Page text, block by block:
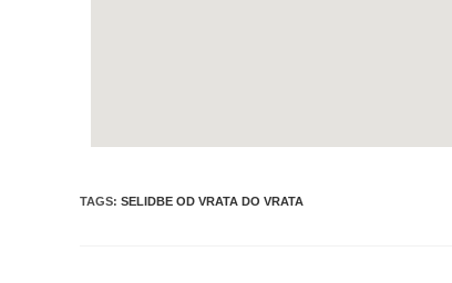
TAGS: SELIDBE OD VRATA DO VRATA